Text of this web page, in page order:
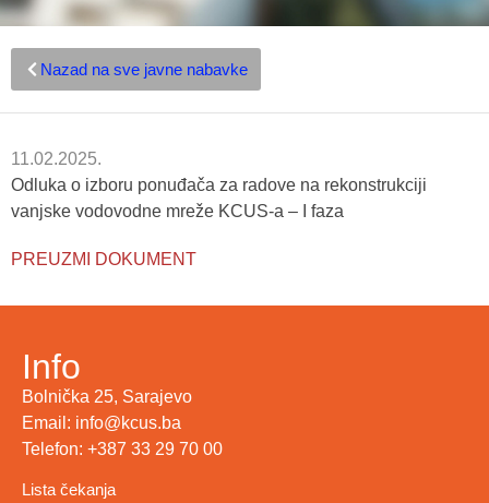
Nazad na sve javne nabavke
11.02.2025.
Odluka o izboru ponuđača za radove na rekonstrukciji
vanjske vodovodne mreže KCUS-a – I faza
PREUZMI DOKUMENT
Info
Bolnička 25, Sarajevo
Email: info@kcus.ba
Telefon: +387 33 29 70 00
Lista čekanja